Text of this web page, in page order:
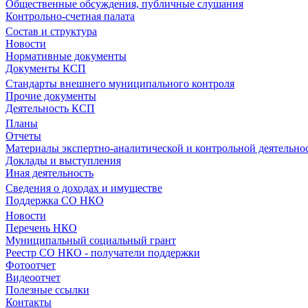
Общественные обсуждения, публичные слушания
Контрольно-счетная палата
Состав и структура
Новости
Нормативные документы
Документы КСП
Стандарты внешнего муниципального контроля
Прочие документы
Деятельность КСП
Планы
Отчеты
Материалы экспертно-аналитической и контрольной
Доклады и выступления
Иная деятельность
Сведения о доходах и имуществе
Поддержка СО НКО
Новости
Перечень НКО
Муниципальный социальный грант
Реестр СО НКО - получатели поддержки
Фотоотчет
Видеоотчет
Полезные ссылки
Контакты